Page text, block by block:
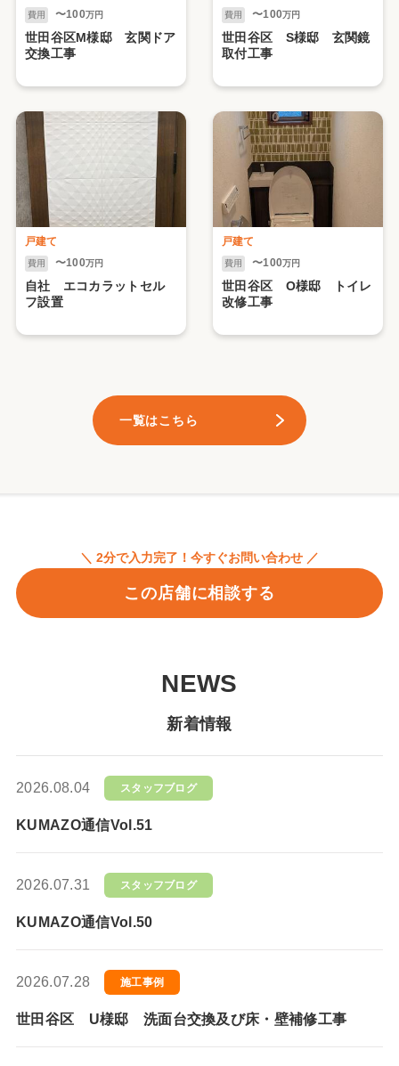
費用 〜100万円
世田谷区M様邸 玄関ドア
交換工事
費用 〜100万円
世田谷区 S様邸 玄関鏡
取付工事
戸建て
費用 〜100万円
自社 エコカラットセル
フ設置
戸建て
費用 〜100万円
世田谷区 O様邸 トイレ
改修工事
一覧はこちら
＼ 2分で入力完了！今すぐお問い合わせ ／
この店舗に相談する
NEWS
新着情報
2026.08.04 スタッフブログ
KUMAZO通信Vol.51
2026.07.31 スタッフブログ
KUMAZO通信Vol.50
2026.07.28 施工事例
世田谷区 U様邸 洗面台交換及び床・壁補修工事